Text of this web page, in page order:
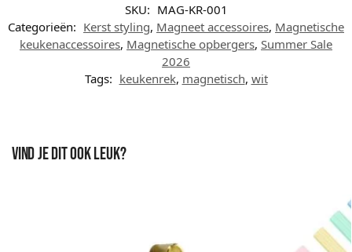
SKU: MAG-KR-001
Categorieën: Kerst styling, Magneet accessoires, Magnetische
keukenaccessoires, Magnetische opbergers, Summer Sale
2026
Tags: keukenrek, magnetisch, wit
Vind je dit ook leuk?